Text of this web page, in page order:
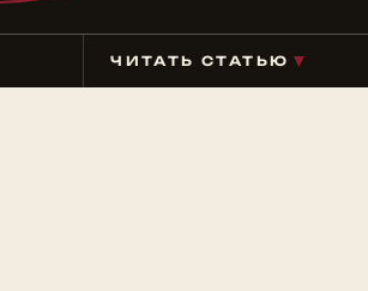
ЧИТАТЬ СТАТЬЮ ▼